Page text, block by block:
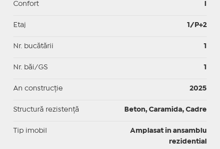
Confort
Etaj 1/P+2
Nr. bucătării 1
Nr. băi/GS 1
An construcție 2025
Structură rezistență Beton, Caramida, Cadre
Tip imobil
Amplasat in ansamblu
rezidential